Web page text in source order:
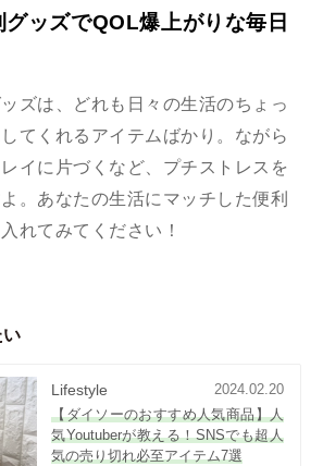
ッズでQOL爆上がりな毎日
ズは、どれも日々の生活のちょっ
てくれるアイテムばかり。ながら
イに片づくなど、プチストレスを
。あなたの生活にマッチした便利
れてみてください！
い
Lifestyle
2024.02.20
【ダイソーのおすすめ人気商品】人
気Youtuberが教える！SNSでも超人
気の売り切れ必至アイテム7選